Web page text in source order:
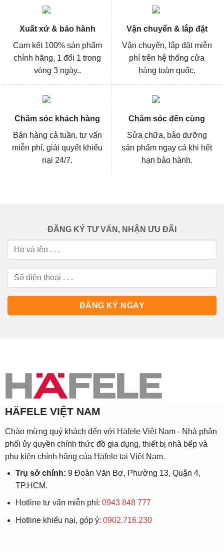
Xuất xứ & bảo hành
Cam kết 100% sản phẩm
chính hãng, 1 đổi 1 trong
vòng 3 ngày..
Vận chuyển & lắp đặt
Vận chuyển, lắp đặt miễn
phí trên hệ thống cửa
hàng toàn quốc.
Chăm sóc khách hàng
Bán hàng cả tuần, tư vấn
miễn phí, giải quyết khiếu
nại 24/7.
Chăm sóc đến cùng
Sửa chữa, bảo dưỡng
sản phẩm ngay cả khi hết
hạn bảo hành.
ĐĂNG KÝ TƯ VẤN, NHẬN ƯU ĐÃI
HÄFELE VIỆT NAM
Chào mừng quý khách đến với Häfele Việt Nam - Nhà phân
phối ủy quyền chính thức đồ gia dụng, thiết bị nhà bếp và
phụ kiện chính hãng của Häfele tại Việt Nam.
Trụ sở chính: 9 Đoàn Văn Bơ, Phường 13, Quận 4,
TP.HCM.
Hotline tư vấn miễn phí: 0943 848 777
Hotline khiếu nại, góp ý: 0902.716.230